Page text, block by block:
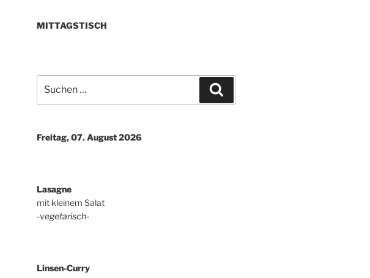
MITTAGSTISCH
nach:
Freitag, 07. August 2026
Lasagne
mit kleinem Salat
-vegetarisch-
Linsen-Curry